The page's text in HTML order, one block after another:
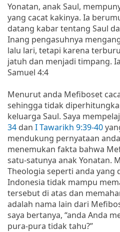
Yonatan, anak Saul,
yang cacat kakinya. Ia
datang kabar tentang Saul
Inang pengasuhnya
lalu lari, tetapi karena
jatuh dan menjadi timpang.
Samuel 4:4
Menurut anda Mefiboset
sehingga tidak
keluarga Saul. Saya
34 dan I Tawarikh 9:39-40
mendukung pernyataan
menemukan fakta bahwa
satu-satunya anak Yonatan.
Theologia seperti anda yang
Indonesia tidak mampu
tersebut di atas dan
adalah nama lain dari
saya bertanya, “anda Anda
pura-pura tidak tahu?”